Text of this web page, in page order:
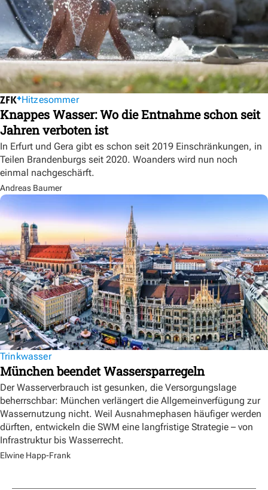
Hitzesommer
Knappes Wasser: Wo die Entnahme schon seit
Jahren verboten ist
In Erfurt und Gera gibt es schon seit 2019 Einschränkungen, in
Teilen Brandenburgs seit 2020. Woanders wird nun noch
einmal nachgeschärft.
Andreas Baumer
Trinkwasser
München beendet Wassersparregeln
Der Wasserverbrauch ist gesunken, die Versorgungslage
beherrschbar: München verlängert die Allgemeinverfügung zur
Wassernutzung nicht. Weil Ausnahmephasen häufiger werden
dürften, entwickeln die SWM eine langfristige Strategie – von
Infrastruktur bis Wasserrecht.
Elwine Happ-Frank